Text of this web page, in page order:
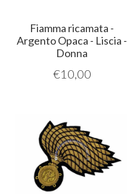
Fiamma ricamata -
Argento Opaca - Liscia -
Donna
€10,00